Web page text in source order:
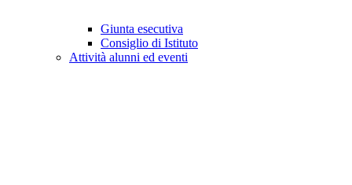
Giunta esecutiva
Consiglio di Istituto
Attività alunni ed eventi